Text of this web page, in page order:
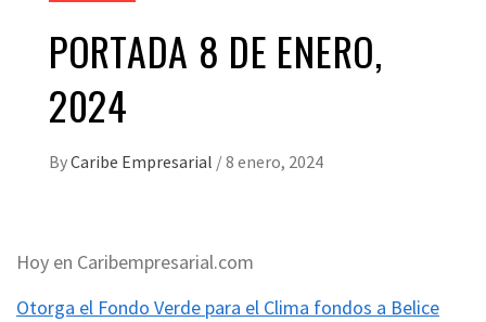
PORTADA 8 DE ENERO,
2024
ByCaribe Empresarial /8 enero, 2024
Hoy en Caribempresarial.com
Otorga el Fondo Verde para el Clima fondos a Belice